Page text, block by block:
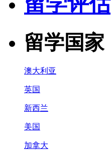
留学国家
澳大利亚
英国
新西兰
美国
加拿大